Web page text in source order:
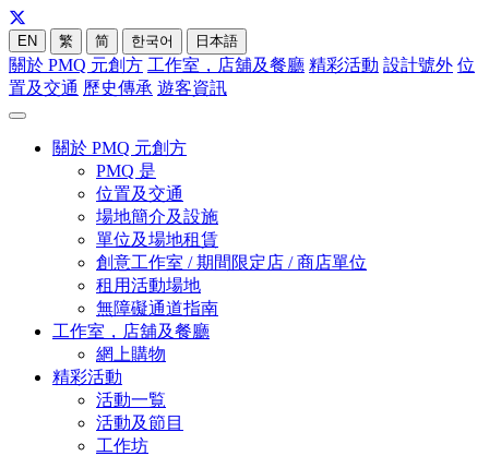
EN 繁 简 한국어 日本語
關於 PMQ 元創方 工作室，店舖及餐廳 精彩活動 設計號外 位
置及交通 歷史傳承 遊客資訊
關於 PMQ 元創方
PMQ 是
位置及交通
場地簡介及設施
單位及場地租賃
創意工作室 / 期間限定店 / 商店單位
租用活動場地
無障礙通道指南
工作室，店舖及餐廳
網上購物
精彩活動
活動一覧
活動及節目
工作坊